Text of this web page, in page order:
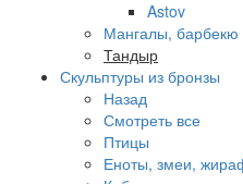
Astov
Мангалы, барбекю
Тандыр
Скульптуры из бронзы
Назад
Смотреть все
Птицы
Еноты, змеи,